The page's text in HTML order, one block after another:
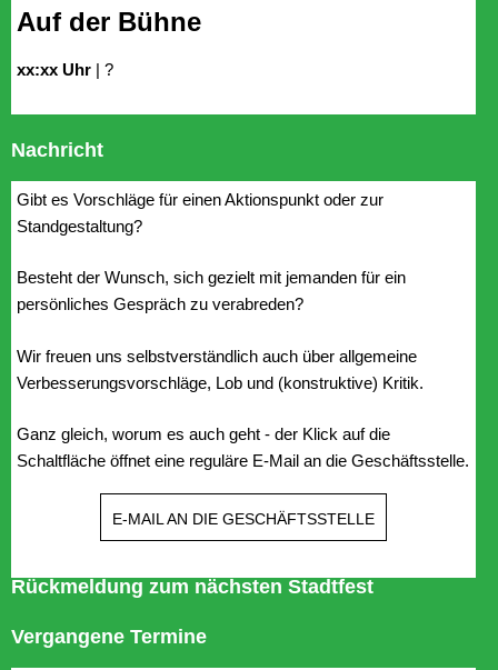
Auf der Bühne
xx:xx Uhr | ?
Nachricht
Gibt es Vorschläge für einen Aktionspunkt oder zur
Standgestaltung?
Besteht der Wunsch, sich gezielt mit jemanden für ein
persönliches Gespräch zu verabreden?
Wir freuen uns selbstverständlich auch über allgemeine
Verbesserungsvorschläge, Lob und (konstruktive) Kritik.
Ganz gleich, worum es auch geht - der Klick auf die
Schaltfläche öffnet eine reguläre E-Mail an die Geschäftsstelle.
E-MAIL AN DIE GESCHÄFTSSTELLE
Rückmeldung zum nächsten Stadtfest
Vergangene Termine